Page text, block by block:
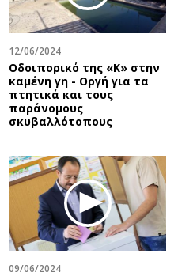
12/06/2024
Οδοιπορικό της «Κ» στην
καμένη γη - Οργή για τα
πτητικά και τους
παράνομους
σκυβαλλότοπους
09/06/2024